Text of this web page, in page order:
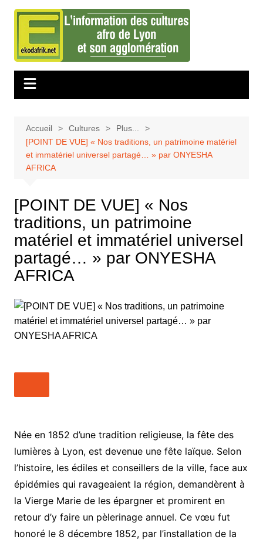
Aller
contenu
Accueil Cultures
Plus...
[POINT DE VUE] « Nos traditions, un patrimoine matériel
et immatériel universel partagé… » par ONYESHA
AFRICA
[POINT DE VUE] « Nos
traditions, un patrimoine
matériel et immatériel universel
partagé… » par ONYESHA
AFRICA
Née en 1852 d’une tradition religieuse, la fête des
lumières à Lyon, est devenue une fête laïque. Selon
l’histoire, les édiles et conseillers de la ville, face aux
épidémies qui ravageaient la région, demandèrent à
la Vierge Marie de les épargner et promirent en
retour d’y faire un pèlerinage annuel. Ce vœu fut
honoré le 8 décembre 1852, par l’installation de la